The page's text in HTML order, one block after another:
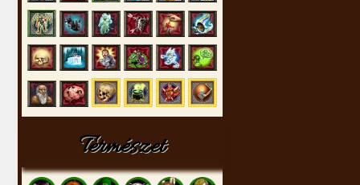
Természet